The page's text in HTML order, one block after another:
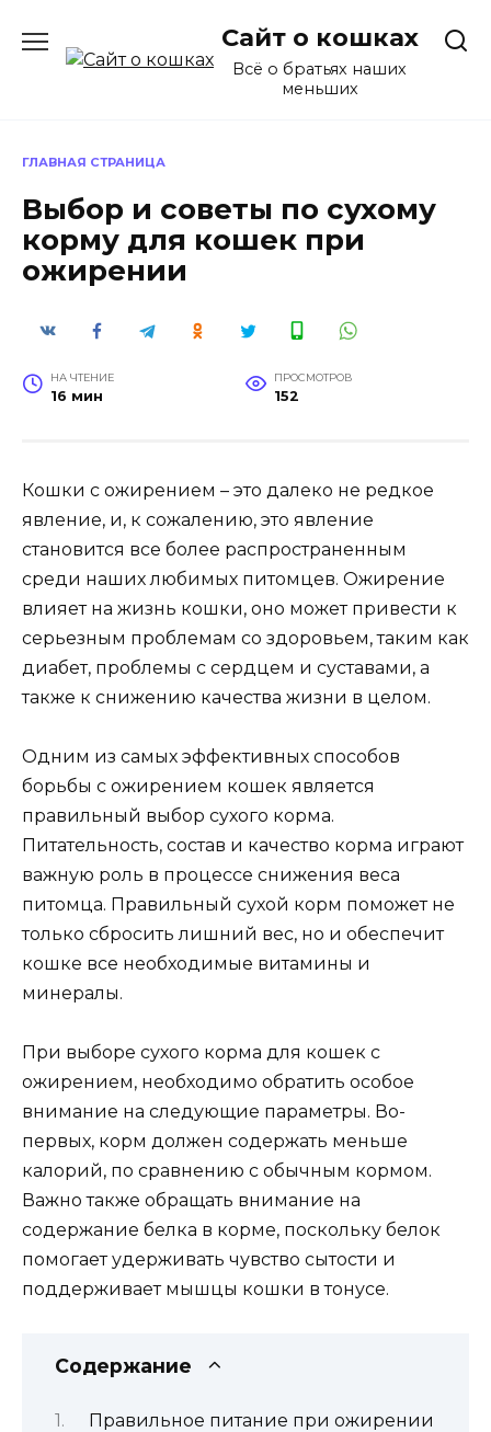
содержанию
Сайт о кошках
Всё о братьях наших
меньших
ГЛАВНАЯ СТРАНИЦА
Выбор и советы по сухому
корму для кошек при
ожирении
НА ЧТЕНИЕ
16 мин
ПРОСМОТРОВ
152
Кошки с ожирением – это далеко не редкое
явление, и, к сожалению, это явление
становится все более распространенным
среди наших любимых питомцев. Ожирение
влияет на жизнь кошки, оно может привести к
серьезным проблемам со здоровьем, таким как
диабет, проблемы с сердцем и суставами, а
также к снижению качества жизни в целом.
Одним из самых эффективных способов
борьбы с ожирением кошек является
правильный выбор сухого корма.
Питательность, состав и качество корма играют
важную роль в процессе снижения веса
питомца. Правильный сухой корм поможет не
только сбросить лишний вес, но и обеспечит
кошке все необходимые витамины и
минералы.
При выборе сухого корма для кошек с
ожирением, необходимо обратить особое
внимание на следующие параметры. Во-
первых, корм должен содержать меньше
калорий, по сравнению с обычным кормом.
Важно также обращать внимание на
содержание белка в корме, поскольку белок
помогает удерживать чувство сытости и
поддерживает мышцы кошки в тонусе.
Содержание
Правильное питание при ожирении